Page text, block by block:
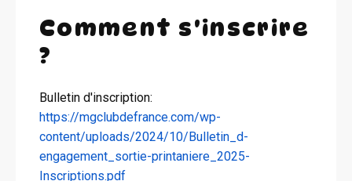
Comment s'inscrire
?
Bulletin d'inscription:
https://mgclubdefrance.com/wp-
content/uploads/2024/10/Bulletin_d-
engagement_sortie-printaniere_2025-
Inscriptions.pdf